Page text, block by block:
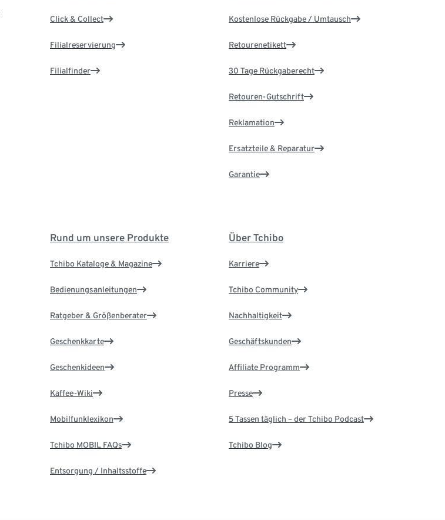
Click & Collect
Filialreservierung
Filialfinder
Kostenlose Rückgabe / Umtausch
Retourenetikett
30 Tage Rückgaberecht
Retouren-Gutschrift
Reklamation
Ersatzteile & Reparatur
Garantie
Rund um unsere Produkte
Tchibo Kataloge & Magazine
Bedienungsanleitungen
Ratgeber & Größenberater
Geschenkkarte
Geschenkideen
Kaffee-Wiki
Mobilfunklexikon
Tchibo MOBIL FAQs
Entsorgung / Inhaltsstoffe
Über Tchibo
Karriere
Tchibo Community
Nachhaltigkeit
Geschäftskunden
Affiliate Programm
Presse
5 Tassen täglich – der Tchibo Podcast
Tchibo Blog